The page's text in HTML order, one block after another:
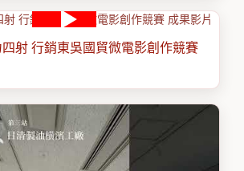
射 行銷東吳國貿微電影創作競賽